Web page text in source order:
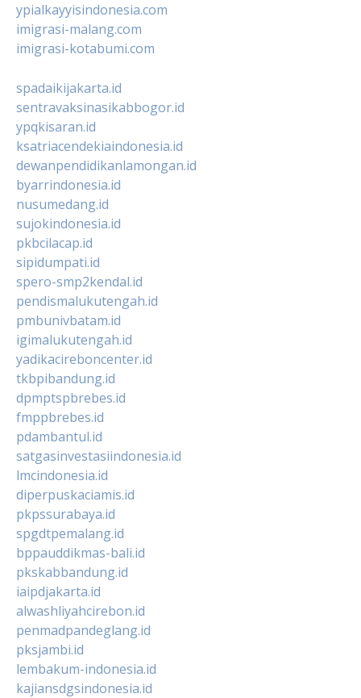
ypialkayyisindonesia.com
imigrasi-malang.com
imigrasi-kotabumi.com
spadaikijakarta.id
sentravaksinasikabbogor.id
ypqkisaran.id
ksatriacendekiaindonesia.id
dewanpendidikanlamongan.id
byarrindonesia.id
nusumedang.id
sujokindonesia.id
pkbcilacap.id
sipidumpati.id
spero-smp2kendal.id
pendismalukutengah.id
pmbunivbatam.id
igimalukutengah.id
yadikacireboncenter.id
tkbpibandung.id
dpmptspbrebes.id
fmppbrebes.id
pdambantul.id
satgasinvestasiindonesia.id
lmcindonesia.id
diperpuskaciamis.id
pkpssurabaya.id
spgdtpemalang.id
bppauddikmas-bali.id
pkskabbandung.id
iaipdjakarta.id
alwashliyahcirebon.id
penmadpandeglang.id
pksjambi.id
lembakum-indonesia.id
kajiansdgsindonesia.id